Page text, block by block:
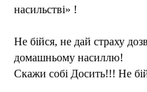
насильстві» !
Не бійся, не дай страху
домашньому насиллю!
Скажи собі Досить!!! Не